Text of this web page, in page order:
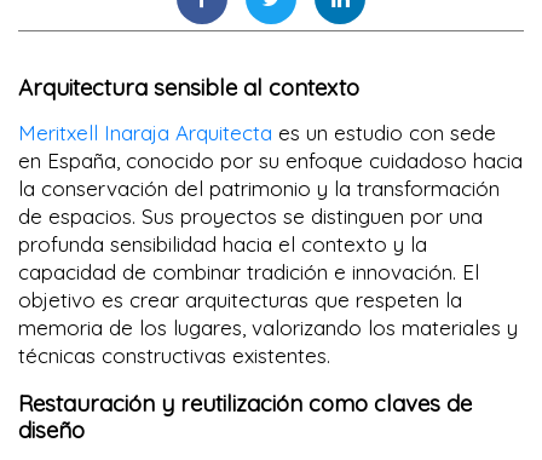
Arquitectura sensible al contexto
Meritxell Inaraja Arquitecta es un estudio con sede
en España, conocido por su enfoque cuidadoso hacia
la conservación del patrimonio y la transformación
de espacios. Sus proyectos se distinguen por una
profunda sensibilidad hacia el contexto y la
capacidad de combinar tradición e innovación. El
objetivo es crear arquitecturas que respeten la
memoria de los lugares, valorizando los materiales y
técnicas constructivas existentes.
Restauración y reutilización como claves de
diseño